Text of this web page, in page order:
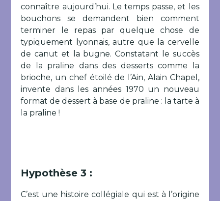
connaître aujourd’hui. Le temps passe, et les
bouchons se demandent bien comment
terminer le repas par quelque chose de
typiquement lyonnais, autre que la cervelle
de canut et la bugne. Constatant le succès
de la praline dans des desserts comme la
brioche, un chef étoilé de l’Ain, Alain Chapel,
invente dans les années 1970 un nouveau
format de dessert à base de praline : la tarte à
la praline !
Hypothèse 3 :
C’est une histoire collégiale qui est à l’origine